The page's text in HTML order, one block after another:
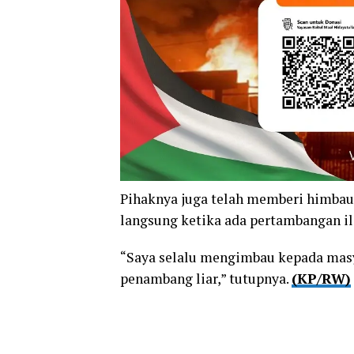
Pihaknya juga telah memberi
langsung ketika ada pertambangan
“Saya selalu mengimbau kepada
penambang liar,” tutupnya. (KP/RW)